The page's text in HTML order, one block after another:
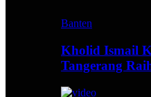
Banten
Kholid Ismail
Tangerang